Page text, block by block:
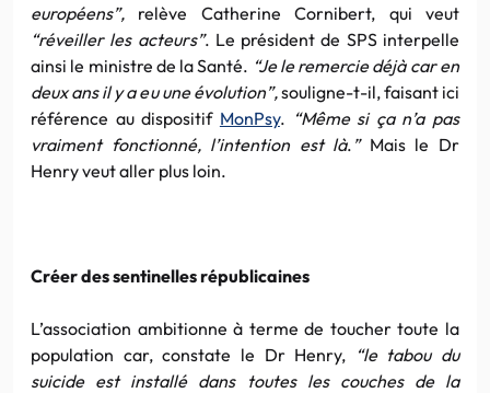
européens”, relève Catherine Cornibert, qui veut
“réveiller les acteurs”. Le président de SPS interpelle
ainsi le ministre de la Santé. “Je le remercie déjà car en
deux ans il y a eu une évolution”,souligne-t-il, faisant ici
référence au dispositif MonPsy. “Même si ça n’a pas
vraiment fonctionné, l’intention est là. ” Mais le Dr
Henry veut aller plus loin.
Créer des sentinelles républicaines
L’association ambitionne à terme de toucher toute la
population car, constate le Dr Henry, “le tabou du
suicide est installé dans toutes les couches de la